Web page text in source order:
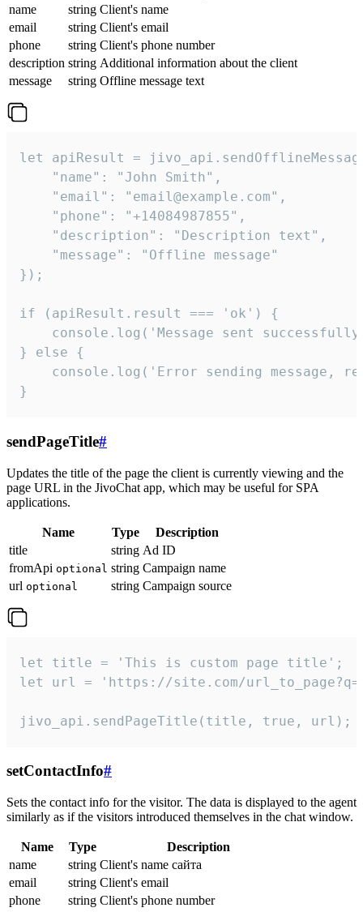
name
string Client's name
email
string Client's email
phone
string Client's phone number
description string Additional information about the client
message
string Offline message text
let apiResult =
    "name": "John Smith",
    "email": "email@example.com",
    "phone": "+14084987855",
    "description": "Description text",
    "message": "Offline message"
});
if (apiResult.result === 'ok') {
console.log('Message sent
} else {
console.log('Error sending message,
}
sendPageTitle#
Updates the title of the page the client is currently viewing and the
page URL in the JivoChat app, which may be useful for SPA
applications.
Name Type
Description
title
string Ad ID
fromApi optional string Campaign name
url optional string Campaign source
let title = 'This is custom page title';
let url = 'https://site.com/
jivo_api.sendPageTitle(title, true, url);
setContactInfo#
Sets the contact info for the visitor. The data is displayed to the agent
similarly as if the visitors introduced themselves in the chat window.
Name Type
Description
name
string Client's name сайта
email
string Client's email
phone
string Client's phone number